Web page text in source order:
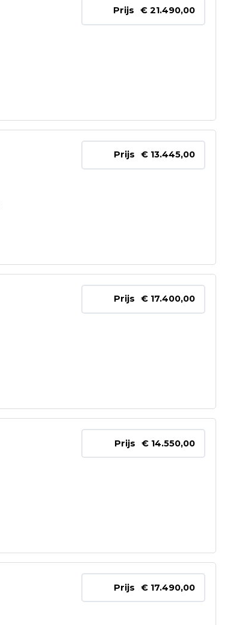
Prijs € 21.490,00
Prijs € 13.445,00
Prijs € 17.400,00
Prijs € 14.550,00
Prijs € 17.490,00